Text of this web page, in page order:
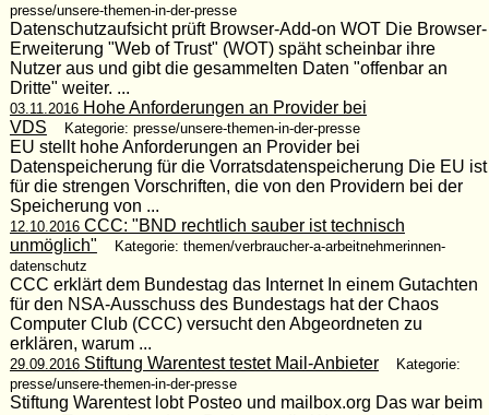
presse/unsere-themen-in-der-presse
Datenschutzaufsicht prüft Browser-Add-on WOT Die Browser-
Erweiterung "Web of Trust" (WOT) späht scheinbar ihre
Nutzer aus und gibt die gesammelten Daten "offenbar an
Dritte" weiter. ...
03.11.2016Hohe Anforderungen an Provider bei
VDS
Kategorie: presse/unsere-themen-in-der-presse
EU stellt hohe Anforderungen an Provider bei
Datenspeicherung für die Vorratsdatenspeicherung Die EU ist
für die strengen Vorschriften, die von den Providern bei der
Speicherung von ...
12.10.2016CCC: "BND rechtlich sauber ist technisch
unmöglich"
Kategorie: themen/verbraucher-a-arbeitnehmerinnen-
datenschutz
CCC erklärt dem Bundestag das Internet In einem Gutachten
für den NSA-Ausschuss des Bundestags hat der Chaos
Computer Club (CCC) versucht den Abgeordneten zu
erklären, warum ...
29.09.2016Stiftung Warentest testet Mail-Anbieter
Kategorie:
presse/unsere-themen-in-der-presse
Stiftung Warentest lobt Posteo und mailbox.org Das war beim